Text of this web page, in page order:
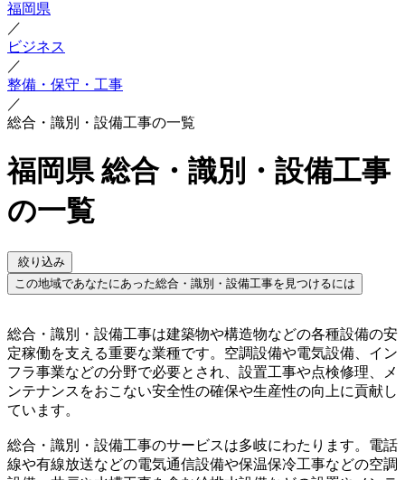
福岡県
／
ビジネス
／
整備・保守・工事
／
総合・識別・設備工事の一覧
福岡県 総合・識別・設備工事
の一覧
絞り込み
この地域であなたにあった総合・識別・設備工事を見つけるには
総合・識別・設備工事は建築物や構造物などの各種設備の安
定稼働を支える重要な業種です。空調設備や電気設備、イン
フラ事業などの分野で必要とされ、設置工事や点検修理、メ
ンテナンスをおこない安全性の確保や生産性の向上に貢献し
ています。
総合・識別・設備工事のサービスは多岐にわたります。電話
線や有線放送などの電気通信設備や保温保冷工事などの空調